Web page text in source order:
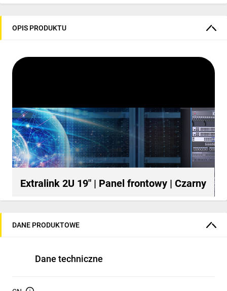
OPIS PRODUKTU
Extralink 2U 19" | Panel frontowy | Czarny
Poznaj Extralink 2U
DANE PRODUKTOWE
Dane techniczne